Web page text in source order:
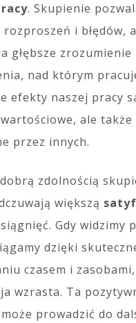
. Skupienie
i błędów,
głębsze zrozumienie
nad którym
efekty naszej pracy
ale także
przez innych.
zdolnością
większą
Gdy widzimy
dzięki
czasem i
wzrasta. Ta
prowadzić do